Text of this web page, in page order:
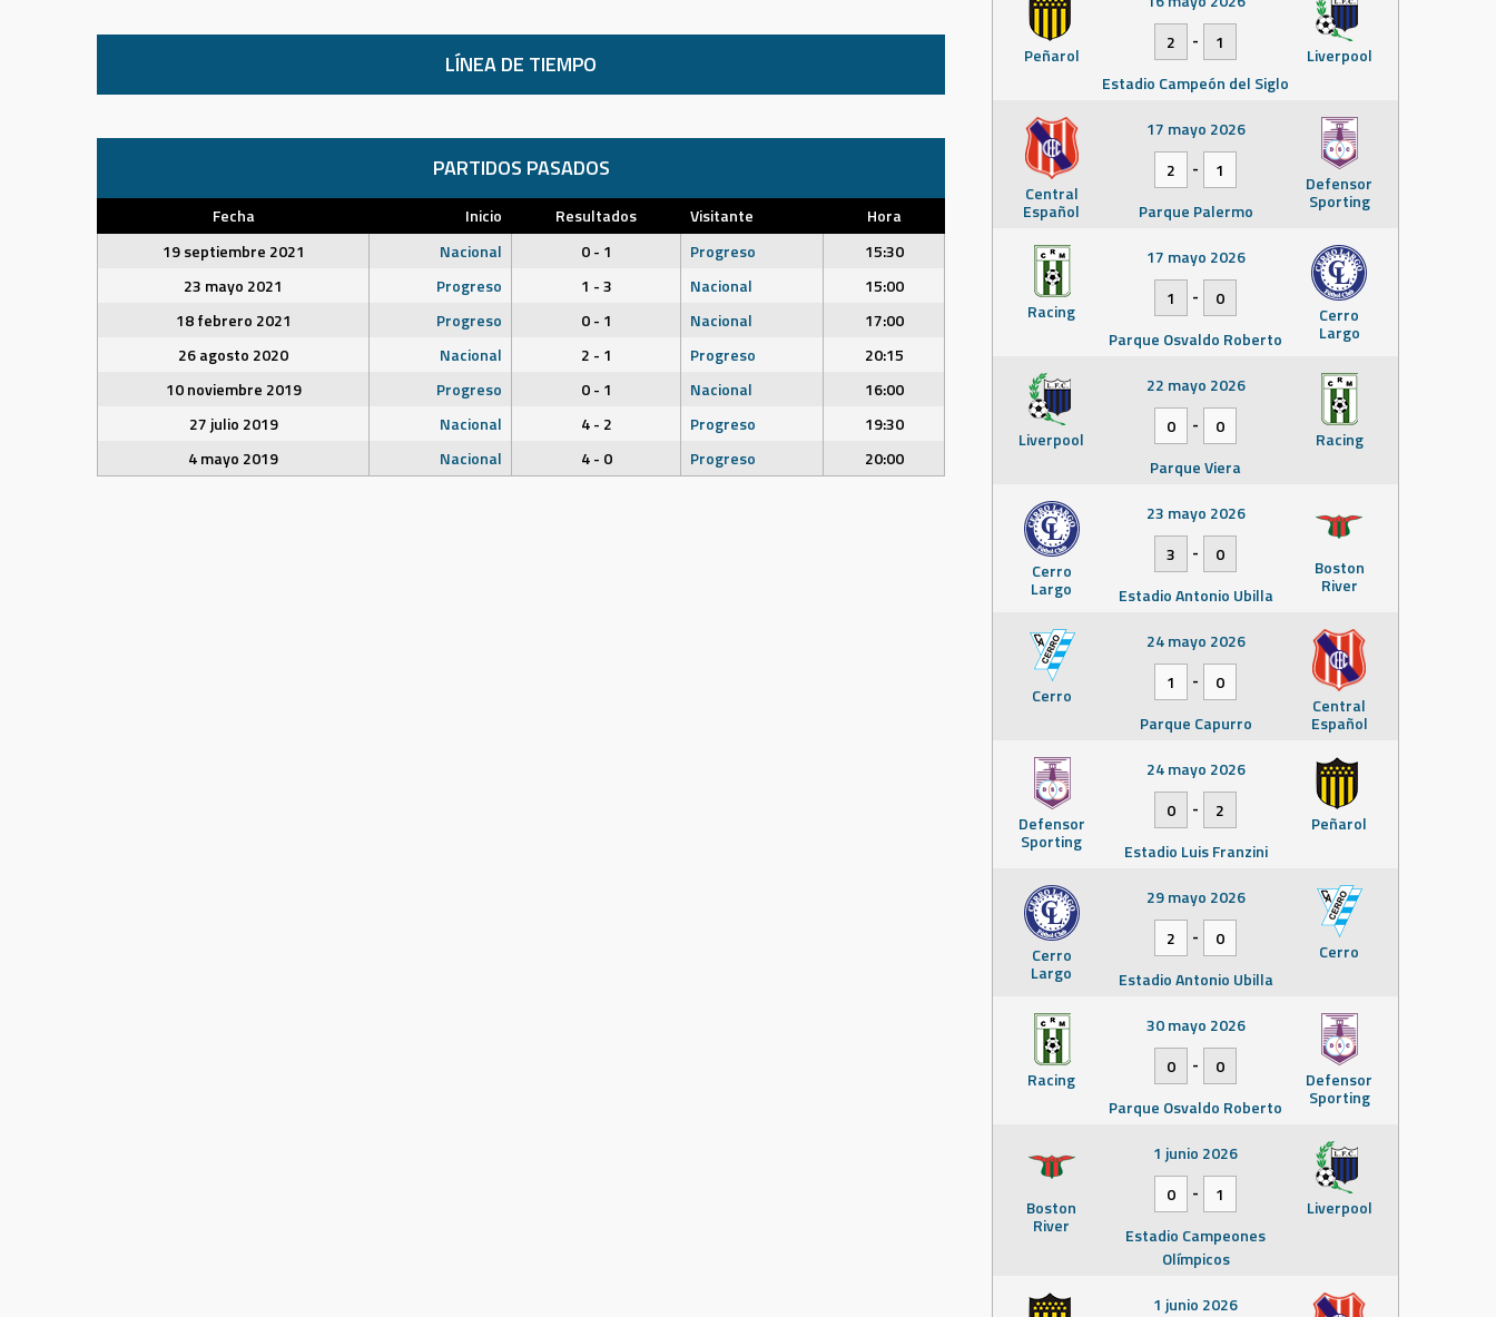
LÍNEA DE TIEMPO
PARTIDOS PASADOS
Fecha Inicio Resultados Visitante
Hora
19 septiembre 2021
Nacional 0 - 1 Progreso
15:30
23 mayo 2021
Progreso 1 - 3 Nacional
15:00
18 febrero 2021
Progreso 0 - 1 Nacional
17:00
26 agosto 2020
Nacional 2 - 1 Progreso
20:15
10 noviembre 2019
Progreso 0 - 1 Nacional
16:00
27 julio 2019
Nacional 4 - 2 Progreso
19:30
4 mayo 2019
Nacional 4 - 0 Progreso 20:00
Peñarol Liverpool
2
-
1
Estadio Campeón del Siglo
Central
Español
Defensor
Sporting
17 mayo 2026
2
-
1
Parque Palermo
Racing Cerro
Largo
17 mayo 2026
1
-
0
Parque Osvaldo Roberto
Liverpool Racing
22 mayo 2026
0
-
0
Parque Viera
Cerro
Largo
Boston
River
23 mayo 2026
3
-
0
Estadio Antonio Ubilla
Cerro Central
Español
24 mayo 2026
1
-
0
Parque Capurro
Defensor
Sporting
Peñarol
24 mayo 2026
0
-
2
Estadio Luis Franzini
Cerro
Largo
Cerro
29 mayo 2026
2
-
0
Estadio Antonio Ubilla
Racing Defensor
Sporting
30 mayo 2026
0
-
0
Parque Osvaldo Roberto
Boston
River
Liverpool
1 junio 2026
0
-
1
Estadio Campeones
Olímpicos
1 junio 2026